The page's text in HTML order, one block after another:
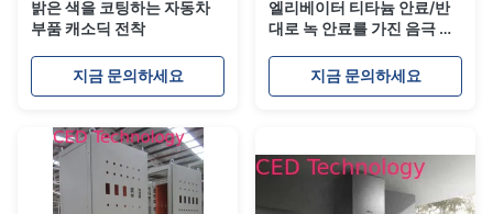
밝은 색을 코팅하는 자동차
부품 캐소딕 전착
지금 문의하세요
엘리베이터 티타늄 안료/반
대로 녹 안료를 가진 음극 전
지금 문의하세요